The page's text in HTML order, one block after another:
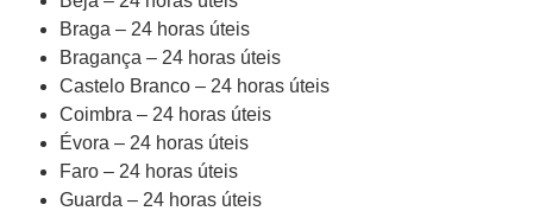
Braga – 24 horas úteis
Bragança – 24 horas úteis
Castelo Branco – 24 horas úteis
Coimbra – 24 horas úteis
Évora – 24 horas úteis
Faro – 24 horas úteis
Guarda – 24 horas úteis